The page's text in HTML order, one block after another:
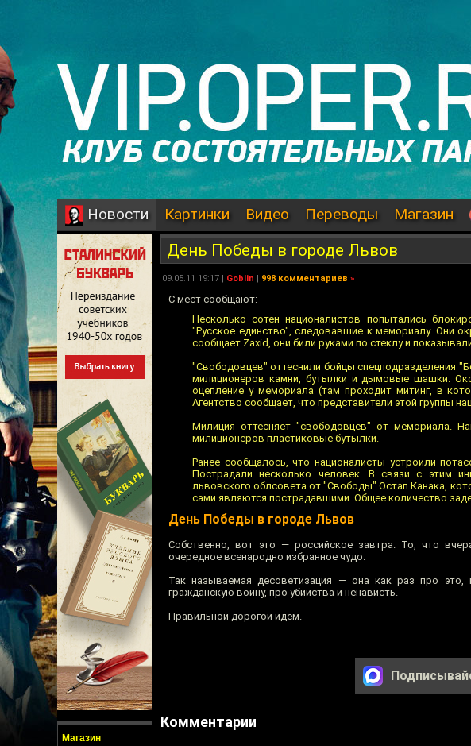
Новости Картинки Видео Переводы Магазин
Магазин
День Победы в городе Львов
09.05.11 19:17 | Goblin | 998 комментариев »
С мест сообщают:
Несколько сотен националистов попытались
"Русское единство", следовавшие к мемориалу. Они
сообщает Zaxid, они били руками по стеклу и
"Свободовцев" оттеснили бойцы спецподразделения
милиционеров камни, бутылки и дымовые шашки.
оцепление у мемориала (там проходит митинг, в
Агентство сообщает, что представители этой группы
Милиция оттесняет "свободовцев" от мемориала.
милиционеров пластиковые бутылки.
Ранее сообщалось, что националисты устроили
Пострадали несколько человек. В связи с этим
львовского облсовета от "Свободы" Остап Канака,
сами являются пострадавшими. Общее количество
День Победы в городе Львов
Собственно, вот это — российское завтра. То, что
очередное всенародно избранное чудо.
Так называемая десоветизация — она как раз про это,
гражданскую войну, про убийства и ненависть.
Правильной дорогой идём.
Комментарии